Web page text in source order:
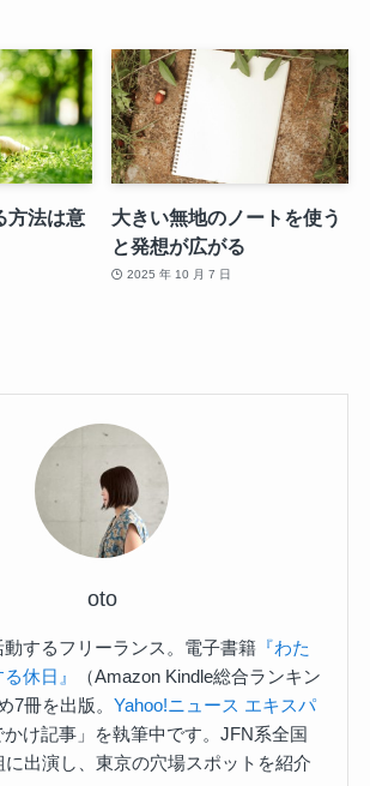
方法は意
大きい無地のノートを使う
と発想が広がる
2025 年 10 月 7 日
oto
するフリーランス。電子書籍 『わた
休日』
（Amazon Kindle総合ランキン
7冊を出版。Yahoo!ニュース エキスパ
かけ記事」を執筆中です。JFN系全国
に出演し、東京の穴場スポットを紹介